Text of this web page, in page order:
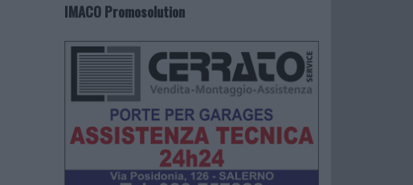
IMACO Promosolution